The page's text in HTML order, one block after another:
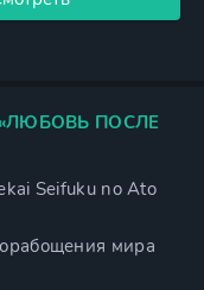
ПОСЛЕ
Seifuku no Ato
мира